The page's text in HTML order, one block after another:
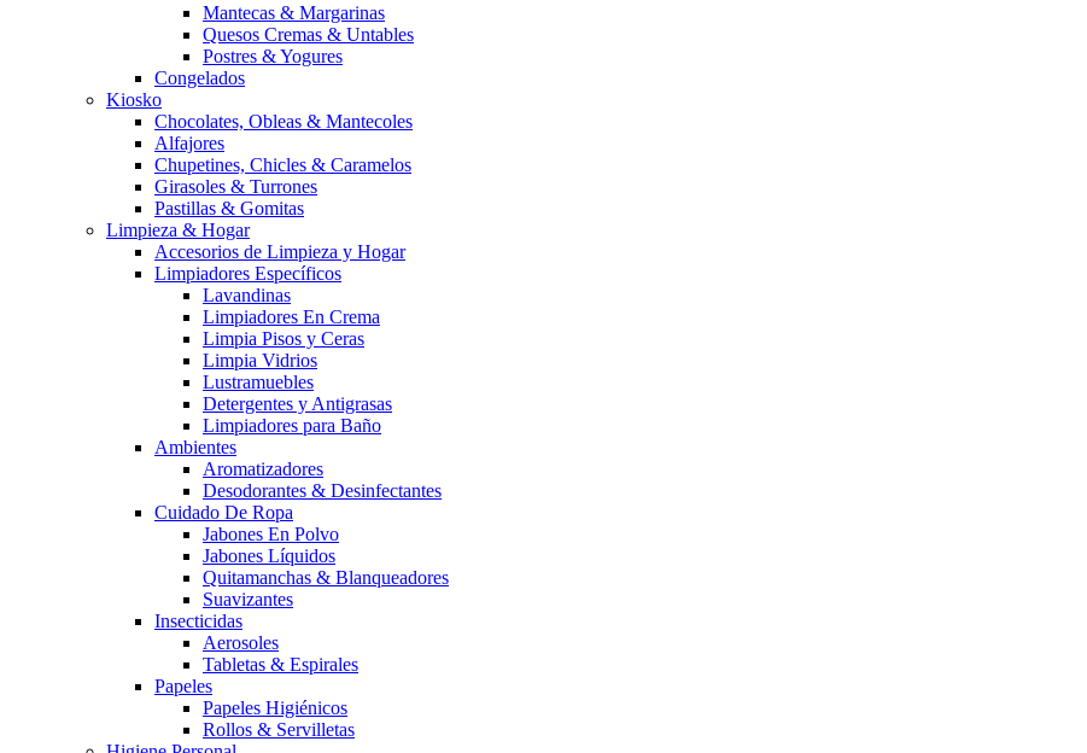
Mantecas & Margarinas
Quesos Cremas & Untables
Postres & Yogures
Congelados
Kiosko
Chocolates, Obleas & Mantecoles
Alfajores
Chupetines, Chicles & Caramelos
Girasoles & Turrones
Pastillas & Gomitas
Limpieza & Hogar
Accesorios de Limpieza y Hogar
Limpiadores Específicos
Lavandinas
Limpiadores En Crema
Limpia Pisos y Ceras
Limpia Vidrios
Lustramuebles
Detergentes y Antigrasas
Limpiadores para Baño
Ambientes
Aromatizadores
Desodorantes & Desinfectantes
Cuidado De Ropa
Jabones En Polvo
Jabones Líquidos
Quitamanchas & Blanqueadores
Suavizantes
Insecticidas
Aerosoles
Tabletas & Espirales
Papeles
Papeles Higiénicos
Rollos & Servilletas